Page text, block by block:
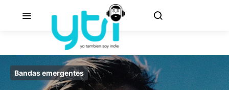
Bandas emergentes